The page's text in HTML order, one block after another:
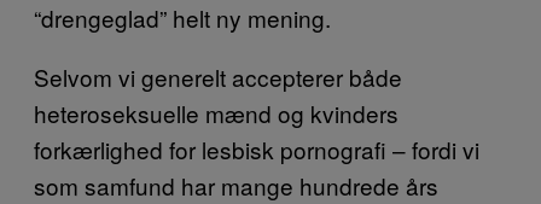
“drengeglad” helt ny mening.
Selvom vi generelt accepterer både
heteroseksuelle mænd og kvinders
forkærlighed for lesbisk pornografi – fordi vi
som samfund har mange hundrede års